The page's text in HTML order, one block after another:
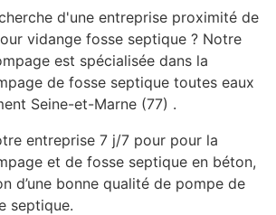
d'une entreprise proximité de
vidange fosse septique ? Notre
est spécialisée dans la
de fosse septique toutes eaux
Seine-et-Marne (77) .
entreprise 7 j/7 pour pour la
et de fosse septique en béton,
d’une bonne qualité de pompe de
septique.